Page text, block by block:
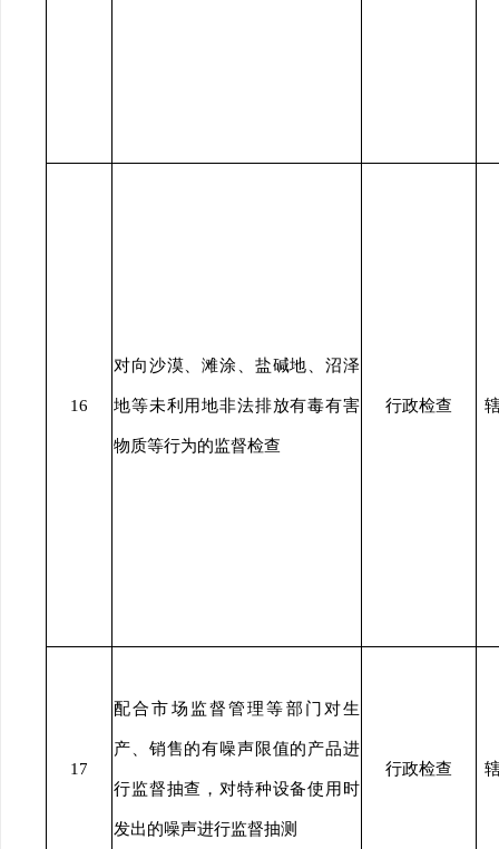
16
对向沙漠、滩涂、盐碱地、沼泽
地等未利用地非法排放有毒有害
物质等行为的监督检查
行政检查
17
配合市场监督管理等部门对生
产、销售的有噪声限值的产品进
行监督抽查，对特种设备使用时
发出的噪声进行监督抽测
行政检查